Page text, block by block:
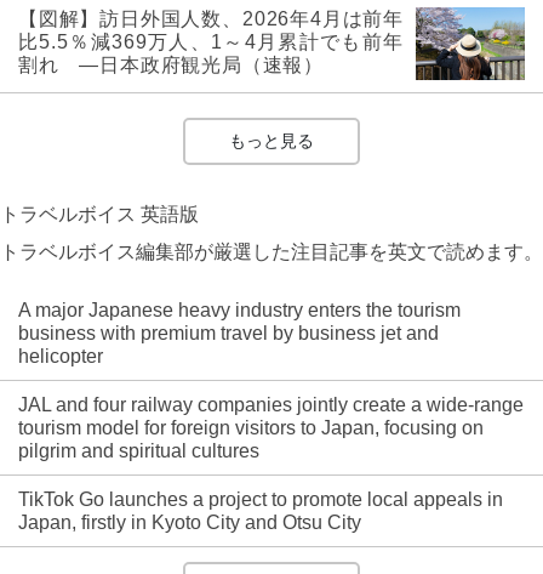
【図解】訪日外国人数、2026年4月は前年
比5.5％減369万人、1～4月累計でも前年
割れ ―日本政府観光局（速報）
もっと見る
トラベルボイス 英語版
トラベルボイス編集部が厳選した注目記事を英文で読めます。
A major Japanese heavy industry enters the tourism
business with premium travel by business jet and
helicopter
JAL and four railway companies jointly create a wide-range
tourism model for foreign visitors to Japan, focusing on
pilgrim and spiritual cultures
TikTok Go launches a project to promote local appeals in
Japan, firstly in Kyoto City and Otsu City